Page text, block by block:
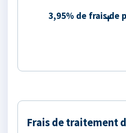
3,95% de frais de
Frais de traitement